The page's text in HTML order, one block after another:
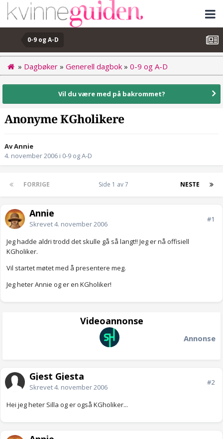
0-9 og A-D
» Dagbøker » Generell dagbok » 0-9 og A-D
Vil du være med på bakrommet?
Anonyme KGholikere
Av Annie
4. november 2006 i 0-9 og A-D
FORRIGE NESTE
Side 1 av 7
Annie
Skrevet4. november 2006
#1
Jeg hadde aldri trodd det skulle gå så langt!! Jeg er nå offisiell
KGholiker.
Vil startet møtet med å presentere meg.
Jeg heter Annie og er en KGholiker!
Videoannonse
Annonse
Gjest Gjesta
Skrevet4. november 2006
#2
Hei jeg heter Silla og er også KGholiker...